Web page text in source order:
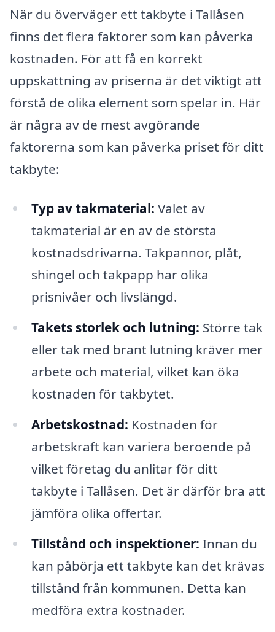
När du överväger ett takbyte i Tallåsen
finns det flera faktorer som kan påverka
kostnaden. För att få en korrekt
uppskattning av priserna är det viktigt att
förstå de olika element som spelar in. Här
är några av de mest avgörande
faktorerna som kan påverka priset för ditt
takbyte:
Typ av takmaterial: Valet av
takmaterial är en av de största
kostnadsdrivarna. Takpannor, plåt,
shingel och takpapp har olika
prisnivåer och livslängd.
Takets storlek och lutning: Större tak
eller tak med brant lutning kräver mer
arbete och material, vilket kan öka
kostnaden för takbytet.
Arbetskostnad: Kostnaden för
arbetskraft kan variera beroende på
vilket företag du anlitar för ditt
takbyte i Tallåsen. Det är därför bra att
jämföra olika offertar.
Tillstånd och inspektioner: Innan du
kan påbörja ett takbyte kan det krävas
tillstånd från kommunen. Detta kan
medföra extra kostnader.